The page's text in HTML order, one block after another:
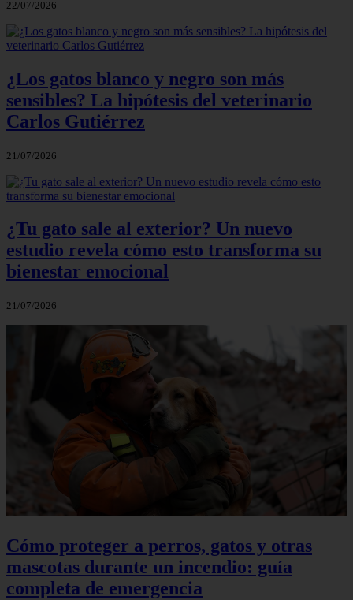
22/07/2026
¿Los gatos blanco y negro son más
sensibles? La hipótesis del veterinario
Carlos Gutiérrez
21/07/2026
¿Tu gato sale al exterior? Un nuevo
estudio revela cómo esto transforma su
bienestar emocional
21/07/2026
Cómo proteger a perros, gatos y otras
mascotas durante un incendio: guía
completa de emergencia